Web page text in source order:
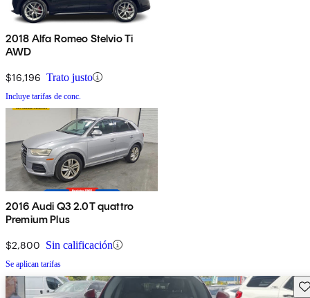
2018 Alfa Romeo Stelvio Ti
AWD
$16,196 Trato justo
Incluye tarifas de conc.
2016 Audi Q3 2.0T quattro
Premium Plus
$2,800 Sin calificación
Se aplican tarifas